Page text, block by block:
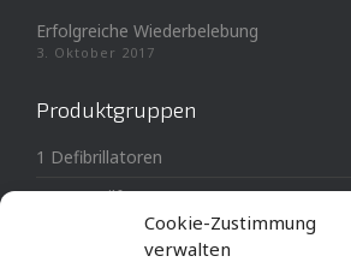
Cookie-Zustimmung
verwalten
Erfolgreiche Wiederbelebung
3. Oktober 2017
Produktgruppen
1 Defibrillatoren
3 Erste Hilfe
4 Notfallausrüstung